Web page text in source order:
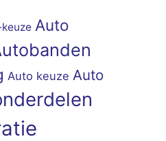
Auto
Auto keuze Auto